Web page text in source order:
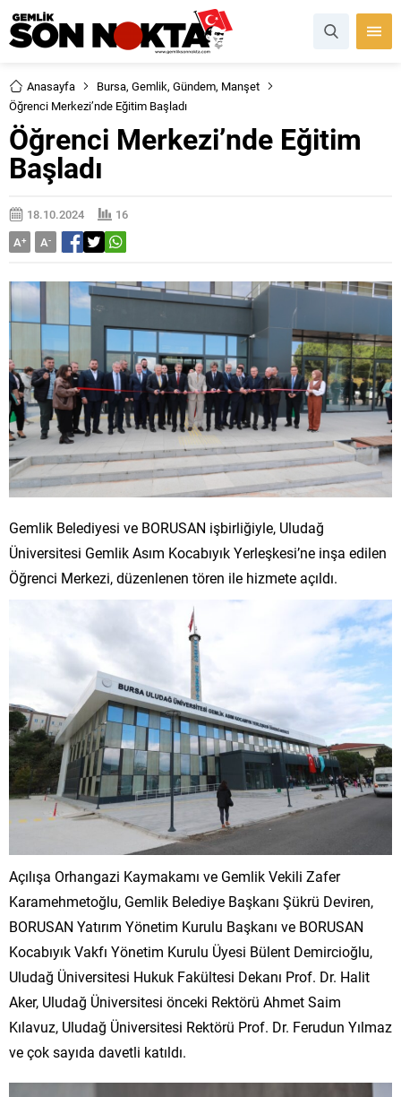
Anasayfa Bursa, Gemlik, Gündem, Manşet
Öğrenci Merkezi’nde Eğitim Başladı
Öğrenci Merkezi’nde Eğitim
Başladı
18.10.2024
16
A+ A-
Gemlik Belediyesi ve BORUSAN işbirliğiyle, Uludağ
Üniversitesi Gemlik Asım Kocabıyık Yerleşkesi’ne inşa edilen
Öğrenci Merkezi, düzenlenen tören ile hizmete açıldı.
Açılışa Orhangazi Kaymakamı ve Gemlik Vekili Zafer
Karamehmetoğlu, Gemlik Belediye Başkanı Şükrü Deviren,
BORUSAN Yatırım Yönetim Kurulu Başkanı ve BORUSAN
Kocabıyık Vakfı Yönetim Kurulu Üyesi Bülent Demircioğlu,
Uludağ Üniversitesi Hukuk Fakültesi Dekanı Prof. Dr. Halit
Aker, Uludağ Üniversitesi önceki Rektörü Ahmet Saim
Kılavuz, Uludağ Üniversitesi Rektörü Prof. Dr. Ferudun Yılmaz
ve çok sayıda davetli katıldı.